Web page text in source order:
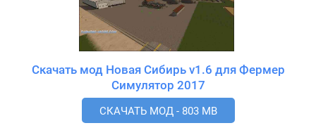
Скачать мод Новая Сибирь v1.6 для Фермер
Симулятор 2017
СКАЧАТЬ МОД - 803 MB